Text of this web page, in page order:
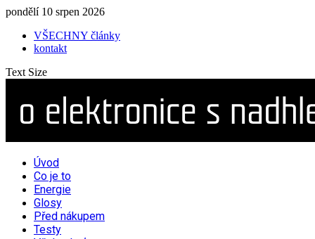
pondělí 10 srpen 2026
VŠECHNY články
kontakt
Text Size
Úvod
Co je to
Energie
Glosy
Před nákupem
Testy